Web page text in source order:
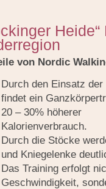
von Nordic
Durch den Einsatz
findet ein
20 – 30% höherer
Kalorienverbrauch.
Durch die Stöcke
und Kniegelenke
Das Training erfolgt
Geschwindigkeit,